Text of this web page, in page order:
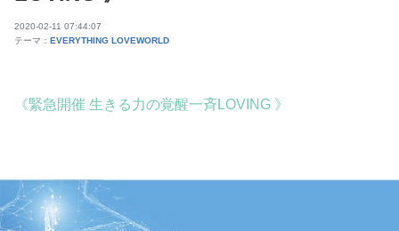
2020-02-11 07:44:07
テーマ： EVERYTHING LOVEWORLD
《緊急開催 生きる力の覚醒一斉LOVING 》